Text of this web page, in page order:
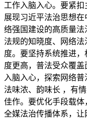
工作入脑入心。要紧
展现习近平法治思想
络强国建设的高质量
法规的知晓度、网络
度。要坚持系统推进
度更高，普法受众覆
入脑入心，探索网络
法味浓、韵味长 ，有
佳作。要优化手段载
全媒法治传播体系，